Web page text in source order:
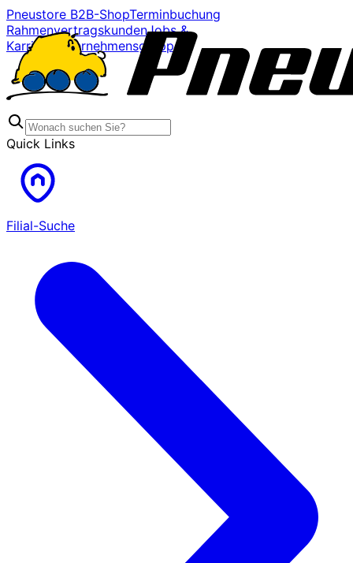
Pneustore B2B-ShopTerminbuchung
RahmenvertragskundenJobs &
Karriere
Unternehmensgruppe
Quick Links
Filial-Suche